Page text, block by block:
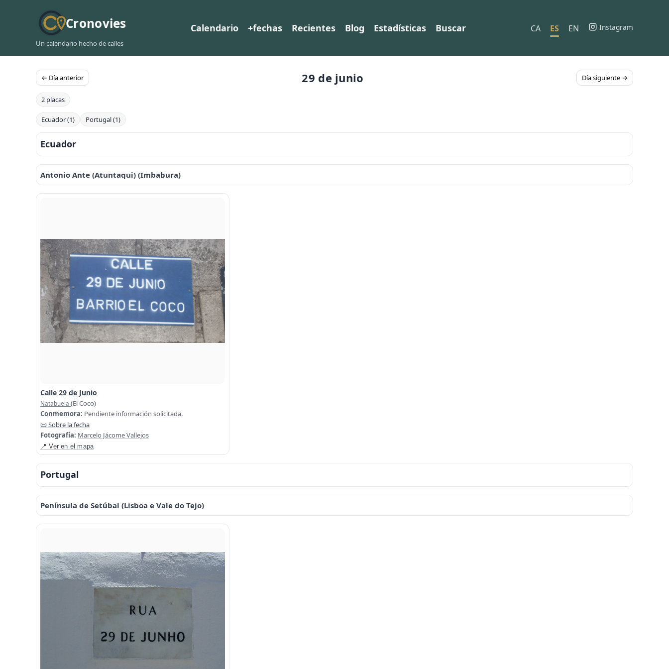
Cronovies
Un calendario hecho de calles
Calendario +fechas Recientes Blog Estadísticas Buscar CA ES EN Instagram
← Día anterior 29 de junio Día siguiente →
2 placas
Ecuador (1) Portugal (1)
Ecuador
Antonio Ante (Atuntaqui) (Imbabura)
Calle 29 de Junio
Natabuela (El Coco)
Conmemora: Pendiente información solicitada.
📜 Sobre la fecha
Fotografía: Marcelo Jácome Vallejos
📍 Ver en el mapa
Portugal
Península de Setúbal (Lisboa e Vale do Tejo)